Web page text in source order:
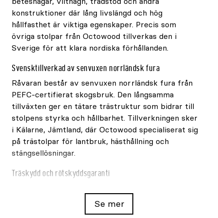
konstruktioner där lång livslängd och hög
hållfasthet är viktiga egenskaper. Precis som
övriga stolpar från Octowood tillverkas den i
Sverige för att klara nordiska förhållanden.
Svensktillverkad av senvuxen norrländsk fura
Råvaran består av senvuxen norrländsk fura från
PEFC-certifierat skogsbruk. Den långsamma
tillväxten ger en tätare trästruktur som bidrar till
stolpens styrka och hållbarhet. Tillverkningen sker
i Kälarne, Jämtland, där Octowood specialiserat sig
på trästolpar för lantbruk, hästhållning och
stängsellösningar.
Träskydd och rötskyddsgaranti
för användning i markkontakt. Behandlingen
uppfyller Nordiska Träskyddsrådets krav och
Se mer